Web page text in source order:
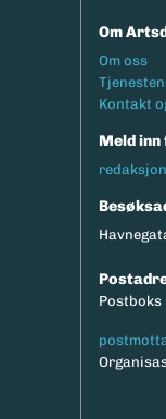
Om
Om oss
Kontakt
Meld
Postboks